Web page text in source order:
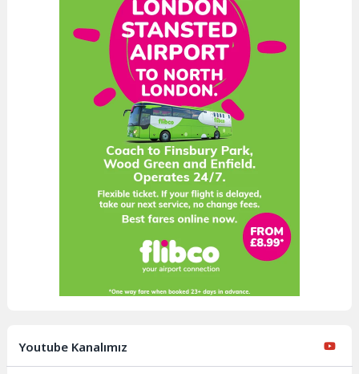
Youtube Kanalımız